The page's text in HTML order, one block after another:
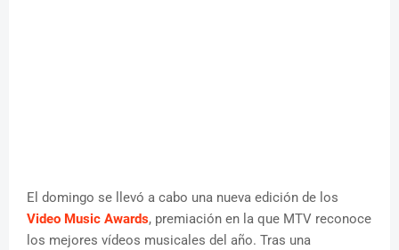
El domingo se llevó a cabo una nueva edición de los
Video Music Awards, premiación en la que MTV reconoce
los mejores vídeos musicales del año. Tras una